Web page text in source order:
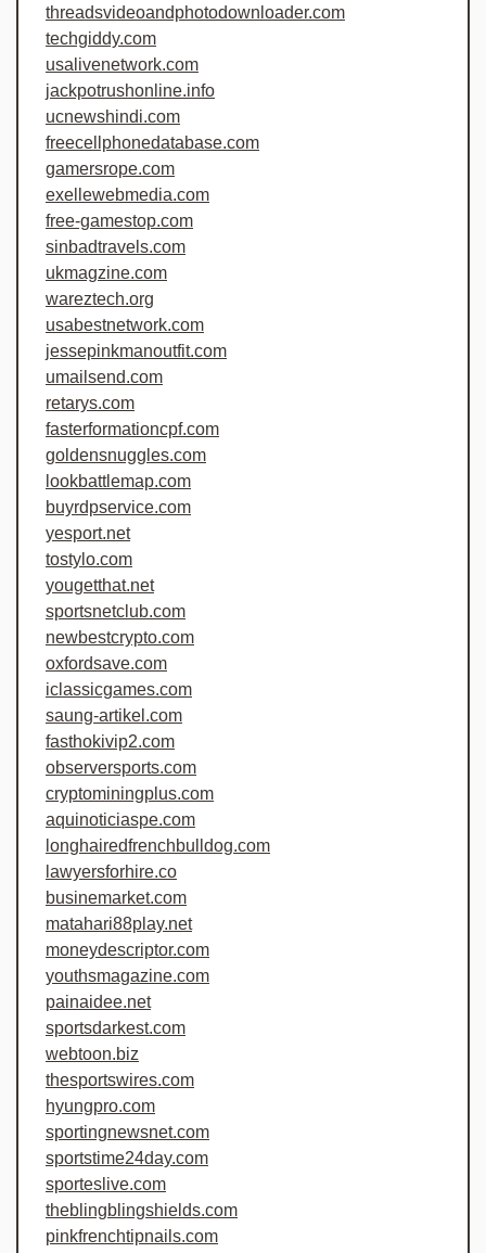
threadsvideoandphotodownloader.com
techgiddy.com
usalivenetwork.com
jackpotrushonline.info
ucnewshindi.com
freecellphonedatabase.com
gamersrope.com
exellewebmedia.com
free-gamestop.com
sinbadtravels.com
ukmagzine.com
wareztech.org
usabestnetwork.com
jessepinkmanoutfit.com
umailsend.com
retarys.com
fasterformationcpf.com
goldensnuggles.com
lookbattlemap.com
buyrdpservice.com
yesport.net
tostylo.com
yougetthat.net
sportsnetclub.com
newbestcrypto.com
oxfordsave.com
iclassicgames.com
saung-artikel.com
fasthokivip2.com
observersports.com
cryptominingplus.com
aquinoticiaspe.com
longhairedfrenchbulldog.com
lawyersforhire.co
businemarket.com
matahari88play.net
moneydescriptor.com
youthsmagazine.com
painaidee.net
sportsdarkest.com
webtoon.biz
thesportswires.com
hyungpro.com
sportingnewsnet.com
sportstime24day.com
sporteslive.com
theblingblingshields.com
pinkfrenchtipnails.com